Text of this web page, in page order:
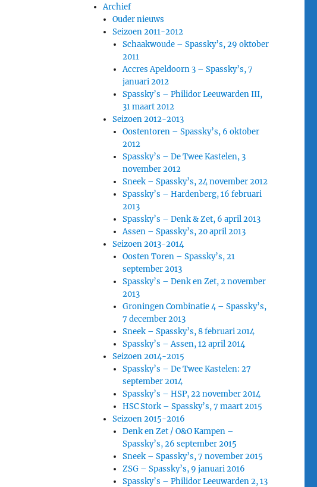
Archief
Ouder nieuws
Seizoen 2011-2012
Schaakwoude – Spassky’s, 29 oktober
2011
Accres Apeldoorn 3 – Spassky’s, 7
januari 2012
Spassky’s – Philidor Leeuwarden III,
31 maart 2012
Seizoen 2012-2013
Oostentoren – Spassky’s, 6 oktober
2012
Spassky’s – De Twee Kastelen, 3
november 2012
Sneek – Spassky’s, 24 november 2012
Spassky’s – Hardenberg, 16 februari
2013
Spassky’s – Denk & Zet, 6 april 2013
Assen – Spassky’s, 20 april 2013
Seizoen 2013-2014
Oosten Toren – Spassky’s, 21
september 2013
Spassky’s – Denk en Zet, 2 november
2013
Groningen Combinatie 4 – Spassky’s,
7 december 2013
Sneek – Spassky’s, 8 februari 2014
Spassky’s – Assen, 12 april 2014
Seizoen 2014-2015
Spassky’s – De Twee Kastelen: 27
september 2014
Spassky’s – HSP, 22 november 2014
HSC Stork – Spassky’s, 7 maart 2015
Seizoen 2015-2016
Denk en Zet / O&O Kampen –
Spassky’s, 26 september 2015
Sneek – Spassky’s, 7 november 2015
ZSG – Spassky’s, 9 januari 2016
Spassky’s – Philidor Leeuwarden 2, 13